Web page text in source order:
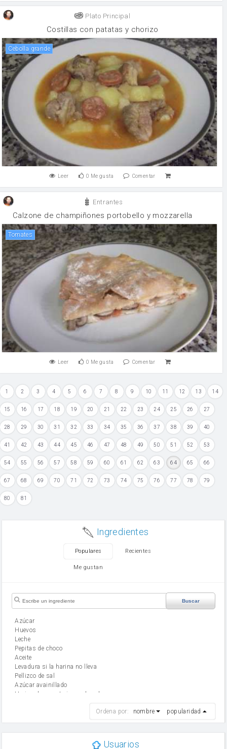
Plato Principal
Costillas con patatas y chorizo
Cebolla grande
Leer 0 Me gusta Comentar
Entrantes
Calzone de champiñones portobello y mozzarella
Tomates
Leer 0 Me gusta Comentar
1 2 3 4 5 6 7 8 9 10 11 12 13 14
15 16 17 18 19 20 21 22 23 24 25 26 27
28 29 30 31 32 33 34 35 36 37 38 39 40
41 42 43 44 45 46 47 48 49 50 51 52 53
54 55 56 57 58 59 60 61 62 63 64 65 66
67 68 69 70 71 72 73 74 75 76 77 78 79
80 81
Ingredientes
Populares Recientes
Me gustan
Buscar
Azúcar
huevos
leche
Pepitas de choco
aceite
Levadura si la harina no lleva
Pellizco de sal
Azúcar avainillado
Harina de reposteria con levadura
mantequilla
Ordena por: nombre popularidad
Usuarios